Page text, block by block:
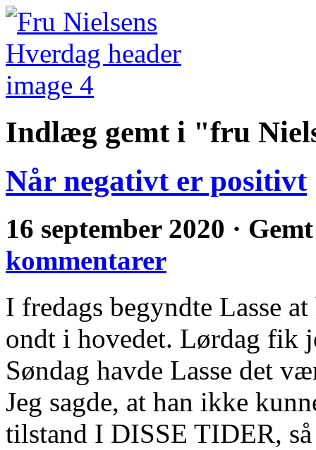
Indlæg gemt i "fru
Når negativt er positivt
16 september 2020 ·
kommentarer
I fredags begyndte Lasse
ondt i hovedet. Lørdag fik
Søndag havde Lasse det
Jeg sagde, at han ikke
tilstand I DISSE TIDER,